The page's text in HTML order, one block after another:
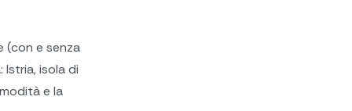
(con e senza
isola di
e la